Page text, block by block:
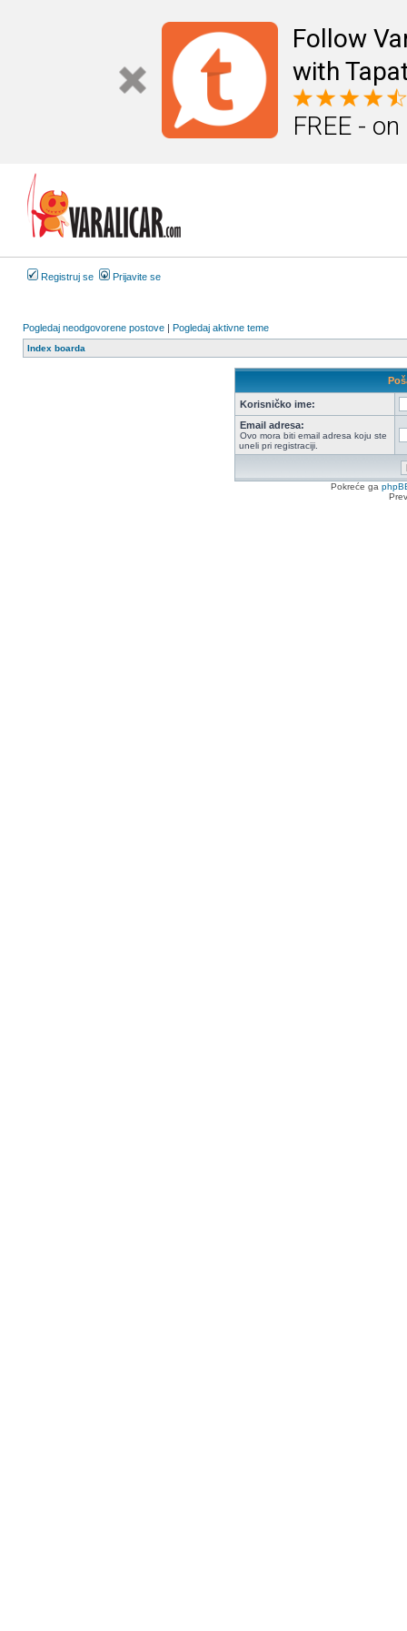
Follow
with
FREE -
Registruj se Prijavite se
Pogledaj neodgovorene postove | Pogledaj aktivne teme
Index boarda
Korisničko ime:
Email adresa:
Ovo mora biti email adresa koju ste
uneli pri registraciji.
Pokreće ga